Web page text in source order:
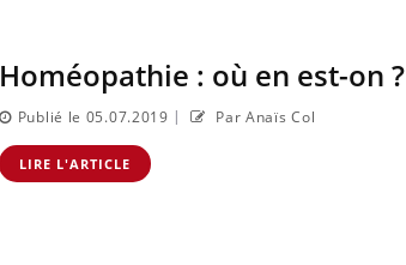
Homéopathie : où en est-on ?
Publié le 05.07.2019 | Par Anaïs Col
LIRE L'ARTICLE